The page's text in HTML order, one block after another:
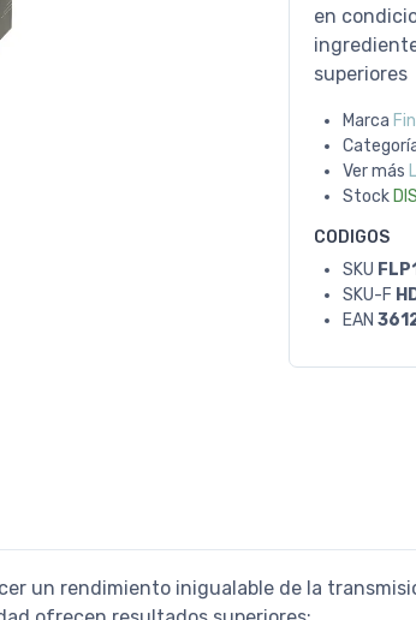
en
superiores
Marca
Ver más
Stock
CODIGOS
SKU
SKU-F
EAN
un rendimiento inigualable de la